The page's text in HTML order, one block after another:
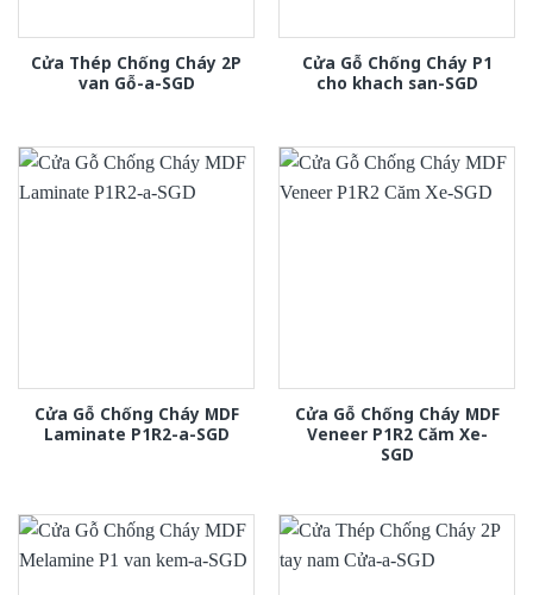
Cửa Thép Chống Cháy 2P
van Gỗ-a-SGD
Cửa Gỗ Chống Cháy P1
cho khach san-SGD
Cửa Gỗ Chống Cháy MDF
Laminate P1R2-a-SGD
Cửa Gỗ Chống Cháy MDF
Veneer P1R2 Căm Xe-
SGD